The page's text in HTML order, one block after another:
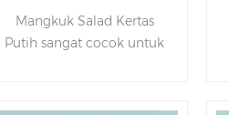
120ml ~ 1500ml
Mangkuk Bulat Kertas
Putih Sekali Pakai
Mangkuk Salad Kertas
Putih sangat cocok untuk
dilapisi di bagian dalam